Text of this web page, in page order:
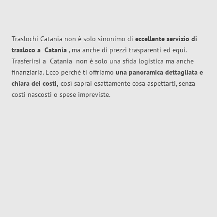
Traslochi Catania non è solo sinonimo di eccellente servizio di
trasloco a Catania , ma anche di prezzi trasparenti ed equi.
Trasferirsi a Catania non è solo una sfida logistica ma anche
finanziaria. Ecco perché ti offriamo una panoramica dettagliata e
chiara dei costi, così saprai esattamente cosa aspettarti, senza
costi nascosti o spese impreviste.